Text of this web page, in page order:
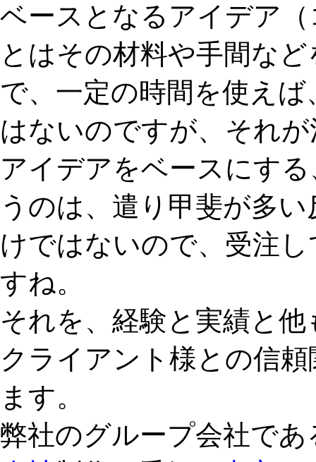
ベースとなるアイデア
とはその材料や手間な
で、一定の時間を使え
はないのですが、それ
アイデアをベースにす
うのは、遣り甲斐が多
けではないので、受注
すね。
それを、経験と実績と
クライアント様との信
ます。
弊社のグループ会社であ